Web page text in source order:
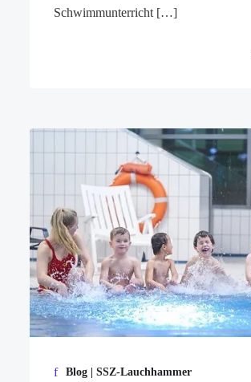
Schwimmunterricht […]
Blog | SSZ-Lauchhammer